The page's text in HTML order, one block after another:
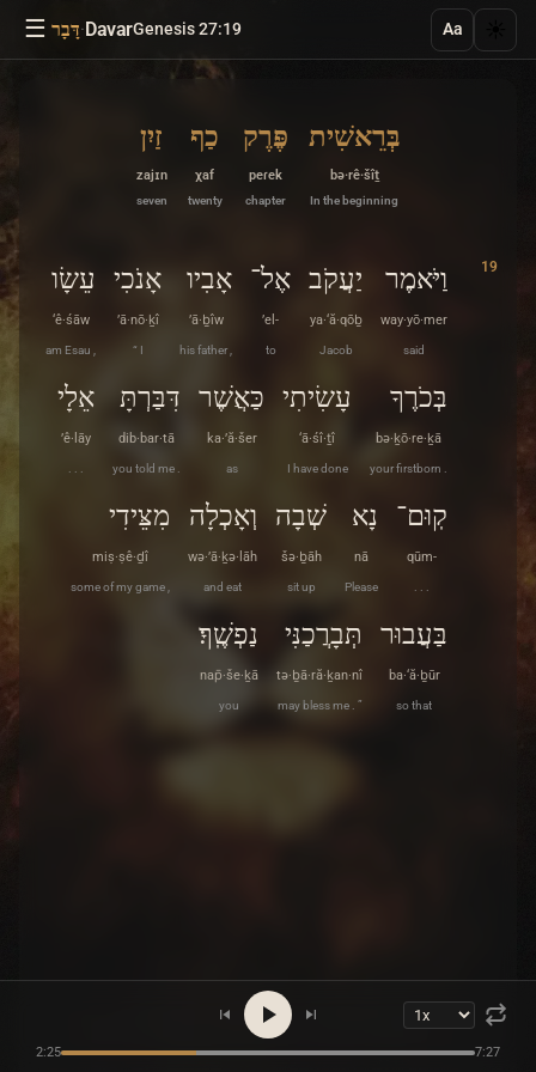
☰ דָּבָר·DavarGenesis 27:19 Aa
בְּרֵאשִׁית
bə·rê·šîṯ
In the beginning
פֶּרֶק
peɾek
chapter
כַף
χaf
twenty
זַיִן
zajɪn
seven
19 וַיֹּאמֶר
way·yō·mer
said
יַעֲקֹב
ya·‘ă·qōḇ
Jacob
אֶל־
’el-
to
אָבִיו
’ā·ḇîw
his father ,
אָנֹכִי
’ā·nō·ḵî
“ I
עֵשָׂו
‘ê·śāw
am Esau ,
בְּכֹרֶךָ
bə·ḵō·re·ḵā
your firstborn .
עָשִׂיתִי
‘ā·śî·ṯî
I have done
כַּאֲשֶׁר
ka·’ă·šer
as
דִּבַּרְתָּ
dib·bar·tā
you told me .
אֵלָי
’ê·lāy
. . .
קֽוּם־
qūm-
. . .
נָא
nā
Please
שְׁבָה
šə·ḇāh
sit up
וְאָכְלָה
wə·’ā·ḵə·lāh
and eat
מִצֵּידִי
miṣ·ṣê·ḏî
some of my game ,
בַּעֲבוּר
ba·‘ă·ḇūr
so that
תְּבָרֲכַנִּי
tə·ḇā·ră·ḵan·nî
may bless me . ”
נַפְשֶֽׁךָ׃
nap̄·še·ḵā
you
2:25 7:27